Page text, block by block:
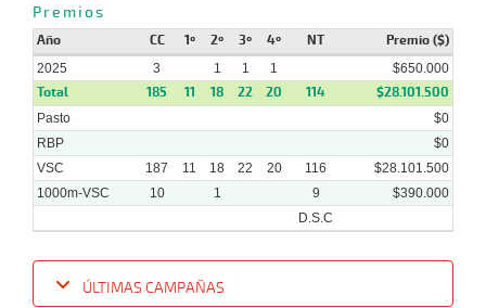
Premios
Año CC 1º 2º 3º 4º NT Premio ($)
2025 3 1 1 1 $650.000
Total 185 11 18 22 20 114 $28.101.500
Pasto
$0
RBP
$0
VSC
187 11 18 22 20 116
$28.101.500
1000m-VSC
10 1 9
$390.000
D.S.C
ÚLTIMAS CAMPAÑAS